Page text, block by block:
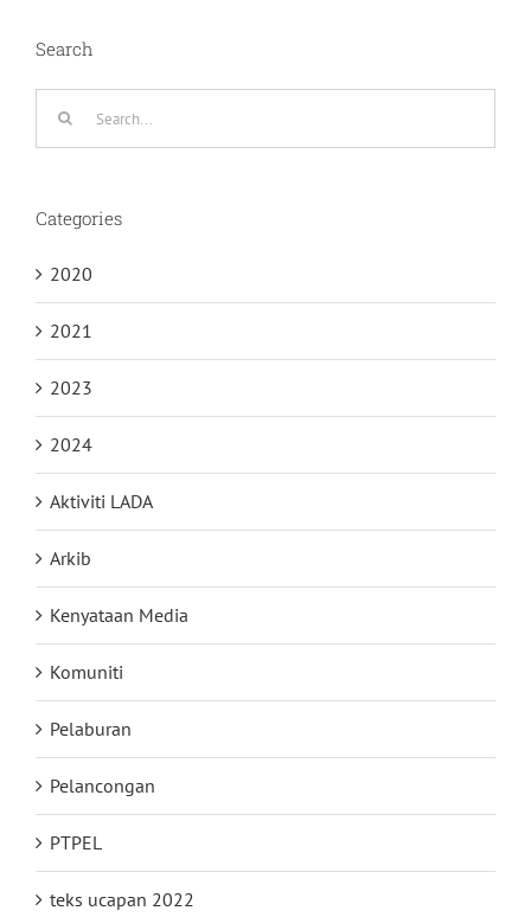
Search
Categories
2020
2021
2023
2024
Aktiviti LADA
Arkib
Kenyataan Media
Komuniti
Pelaburan
Pelancongan
PTPEL
teks ucapan 2022